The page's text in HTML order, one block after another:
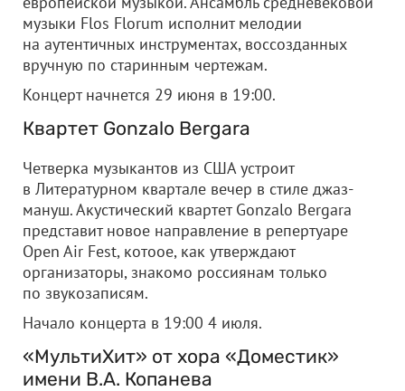
музыки Flos Florum исполнит мелодии
на аутентичных инструментах, воссозданных
вручную по старинным чертежам.
Концерт начнется 29 июня в 19:00.
Квартет Gonzalo Bergara
Четверка музыкантов из США устроит
в Литературном квартале вечер в стиле джаз-
мануш. Акустический квартет Gonzalo Bergara
представит новое направление в репертуаре
Open Air Fest, котоое, как утверждают
организаторы, знакомо россиянам только
по звукозаписям.
Начало концерта в 19:00 4 июля.
«МультиХит» от хора «Доместик»
имени В.А. Копанева